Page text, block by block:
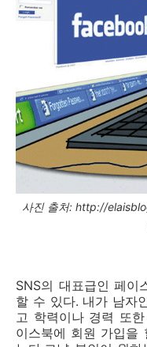
사진 출처: http://
SNS의 대표급인 페이
할 수 있다. 내가 남자
고 학력이나 경력 또
이스북에 회원 가입을